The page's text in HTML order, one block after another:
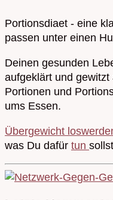
Portionsdiaet - eine
passen unter einen
Deinen gesunden
aufgeklärt und
Portionen und
ums Essen.
Übergewicht
was Du dafür tun